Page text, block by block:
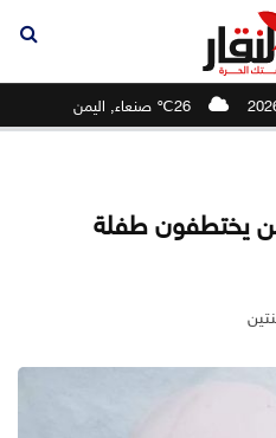
26℃ صنعاء, اليمن
يختطفون طفلة